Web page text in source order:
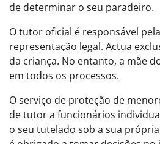
de determinar o seu paradeiro.
O tutor oficial é responsável
representação legal. Actua
da criança. No entanto, a mãe
em todos os processos.
O serviço de proteção de
de tutor a funcionários
o seu tutelado sob a sua